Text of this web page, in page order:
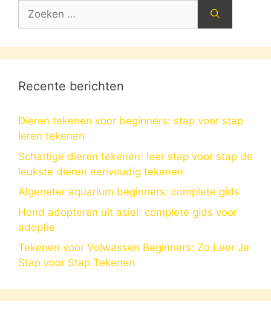
Zoek
Recente berichten
Dieren tekenen voor beginners: stap voor stap
leren tekenen
Schattige dieren tekenen: leer stap voor stap de
leukste dieren eenvoudig tekenen
Algeneter aquarium beginners: complete gids
Hond adopteren uit asiel: complete gids voor
adoptie
Tekenen voor Volwassen Beginners: Zo Leer Je
Stap voor Stap Tekenen